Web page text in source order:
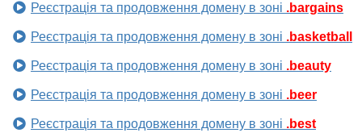
Реєстрація та продовження домену в зоні .bargains
Реєстрація та продовження домену в зоні .basketball
Реєстрація та продовження домену в зоні .beauty
Реєстрація та продовження домену в зоні .beer
Реєстрація та продовження домену в зоні .best